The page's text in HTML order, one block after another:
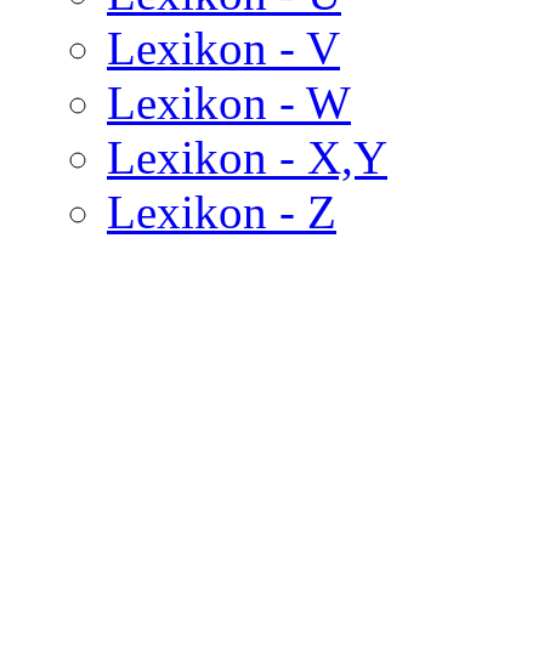
Lexikon - V
Lexikon - W
Lexikon - X,Y
Lexikon - Z